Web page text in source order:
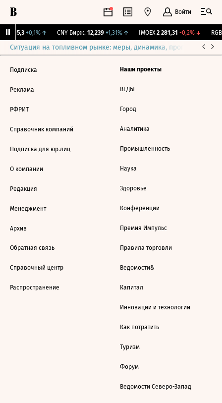
Войти
115,3 +0,1%↑ CNY Бирж. 12,239 +1,31%↑ IMOEX 2 281,31 -0,2%↓
Ситуация на топливном рынке: меры, динамика, прогнозы
Подписка
Реклама
РФРИТ
Справочник компаний
Подписка для юр.лиц
О компании
Редакция
Менеджмент
Архив
Обратная связь
Справочный центр
Распространение
Наши проекты
ВЕДЫ
Город
Аналитика
Промышленность
Наука
Здоровье
Конференции
Премия Импульс
Правила торговли
Ведомости&
Капитал
Инновации и технологии
Как потратить
Туризм
Форум
Ведомости Северо-Запад